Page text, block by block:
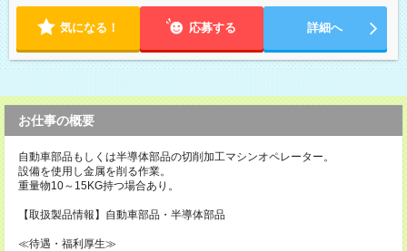
気になる！ 応募する 詳細へ
お仕事の概要
自動車部品もしくは半導体部品の切削加工マシンオペレーター。
設備を使用し金属を削る作業。
重量物10～15KG持つ場合あり。
【取扱製品情報】自動車部品・半導体部品
≪待遇・福利厚生≫